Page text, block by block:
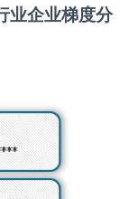
业企业梯度分